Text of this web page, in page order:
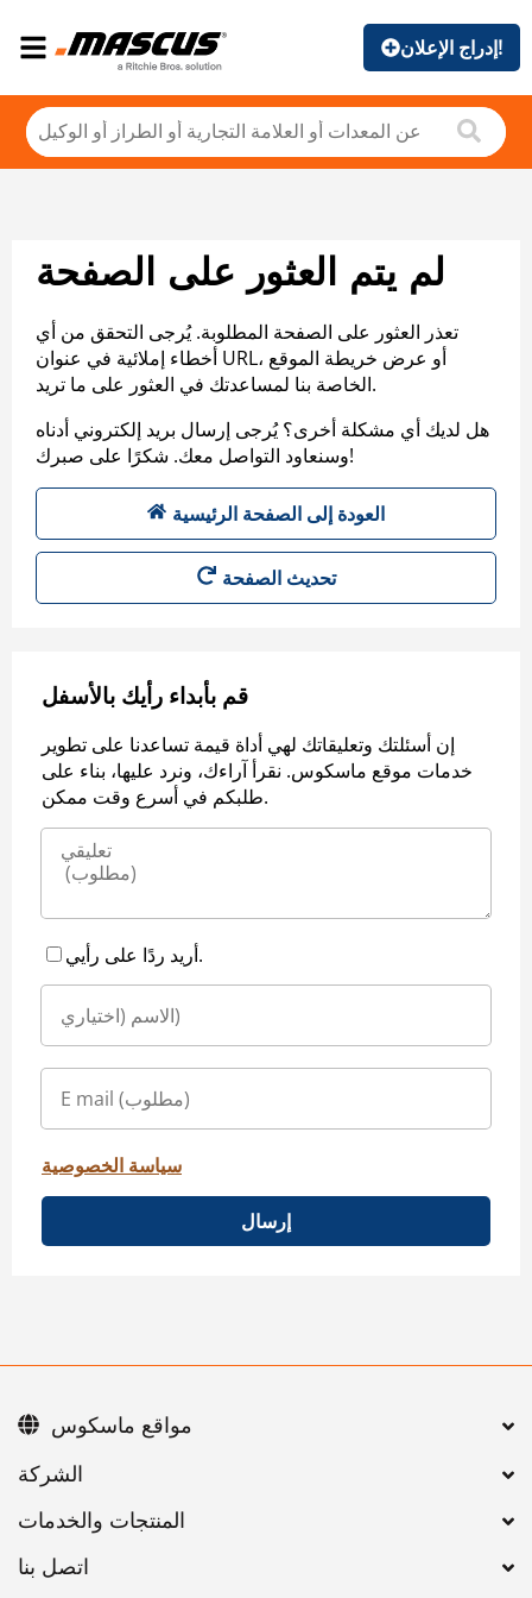
إدراج الإعلان!
لم يتم العثور على الصفحة
تعذر العثور على الصفحة المطلوبة. يُرجى التحقق من أي
أخطاء إملائية في عنوان URL، أو عرض خريطة الموقع
الخاصة بنا لمساعدتك في العثور على ما تريد.
هل لديك أي مشكلة أخرى؟ يُرجى إرسال بريد إلكتروني أدناه
وسنعاود التواصل معك. شكرًا على صبرك!
العودة إلى الصفحة الرئيسية
تحديث الصفحة
قم بأبداء رأيك بالأسفل
إن أسئلتك وتعليقاتك لهي أداة قيمة تساعدنا على تطوير
خدمات موقع ماسكوس. نقرأ آراءك، ونرد عليها، بناء على
طلبكم في أسرع وقت ممكن.
أريد ردًا على رأيي.
سياسة الخصوصية
إرسال
اتصل بنا
مواقع ماسكوس